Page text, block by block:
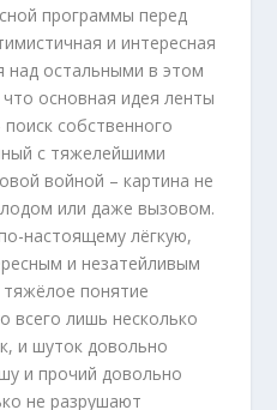
программы перед
и интересная
над остальными в этом
основная идея ленты
собственного
с тяжелейшими
войной – картина не
или даже вызовом.
настоящему лёгкую,
и незатейливым
понятие
всего лишь несколько
и шуток довольно
и прочий довольно
не разрушают